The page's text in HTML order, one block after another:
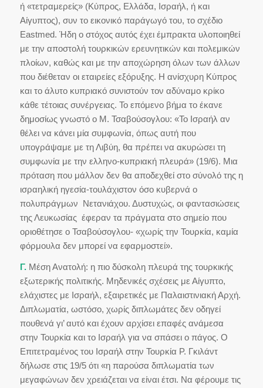
ή «τετραμερείς» (Κύπρος, Ελλάδα, Ισραήλ, ή και
Αίγυπτος), συν το εικονικό παράγωγό του, το σχέδιο
Eastmed. Ήδη ο στόχος αυτός έχει έμπρακτα υλοποιηθεί
με την αποστολή τουρκικών ερευνητικών και πολεμικών
πλοίων, καθώς και με την αποχώρηση όλων των άλλων
που διέθεταν οι εταιρείες εξόρυξης. Η ανίσχυρη Κύπρος
και το άλυτο κυπριακό συνιστούν τον αδύναμο κρίκο
κάθε τέτοιας συνέργειας. Το επόμενο βήμα το έκανε
δημοσίως γνωστό ο Μ. Τσαβούσογλου: «Το Ισραήλ αν
θέλει να κάνει μία συμφωνία, όπως αυτή που
υπογράψαμε με τη Λιβύη, θα πρέπει να ακυρώσει τη
συμφωνία με την ελληνο-κυπριακή πλευρά» (19/6). Μια
πρόταση που μάλλον δεν θα αποδεχθεί στο σύνολό της η
ισραηλική ηγεσία-τουλάχιστον όσο κυβερνά ο
πολυπράγμων Νετανιάχου. Δυστυχώς, οι φαντασιώσεις
της Λευκωσίας έφεραν τα πράγματα στο σημείο που
οριοθέτησε ο Τσαβούσογλου- «χωρίς την Τουρκία, καμία
φόρμουλα δεν μπορεί να εφαρμοστεί».
Γ.Μέση Ανατολή: η πιο δύσκολη πλευρά της τουρκικής
εξωτερικής πολιτικής. Μηδενικές σχέσεις με Αίγυπτο,
ελάχιστες με Ισραήλ, εξαιρετικές με Παλαιστινιακή Αρχή.
Διπλωματία, ωστόσο, χωρίς διπλωμάτες δεν οδηγεί
πουθενά γι’ αυτό και έχουν αρχίσει επαφές ανάμεσα
στην Τουρκία και το Ισραήλ για να σπάσει ο πάγος. Ο
Επιτετραμένος του Ισραήλ στην Τουρκία Ρ. Γκιλάντ
δήλωσε στις 19/5 ότι «η παρούσα διπλωματία των
μεγαφώνων δεν χρειάζεται να είναι έτσι. Να φέρουμε τις